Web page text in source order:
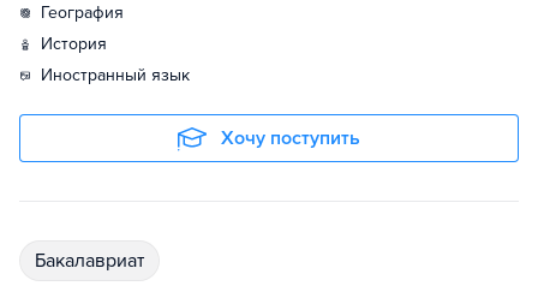
география
история
иностранный язык
Хочу поступить
бакалавриат